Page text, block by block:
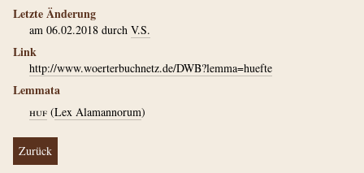
Letzte Änderung
am 06.02.2018 durch V.S.
Link
http://www.woerterbuchnetz.de/DWB?lemma=huefte
Lemmata
huf (Lex Alamannorum)
Zurück